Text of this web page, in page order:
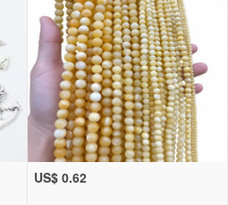
US$ 0.62